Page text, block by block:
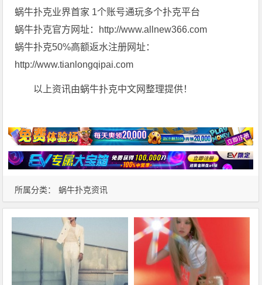
所属分类： 蜗牛扑克资讯
蜗牛扑克业界首家 1个账号通玩多个扑克平台
蜗牛扑克官方网址：http://www.allnew366.com
蜗牛扑克50%高额返水注册网址：
http://www.tianlongqipai.com
以上资讯由蜗牛扑克中文网整理提供！